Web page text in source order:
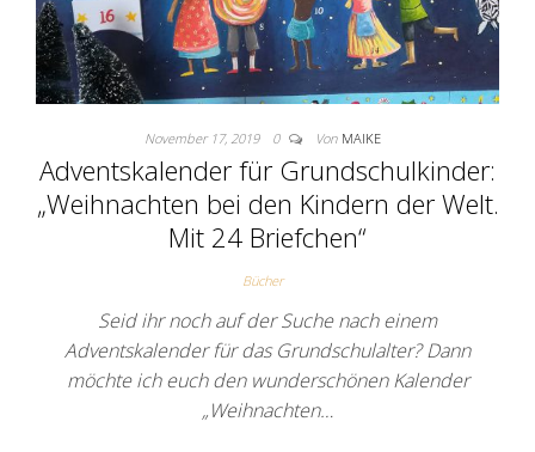
November 17, 2019 0 Von MAIKE
Adventskalender für Grundschulkinder:
„Weihnachten bei den Kindern der Welt.
Mit 24 Briefchen“
Bücher
Seid ihr noch auf der Suche nach einem
Adventskalender für das Grundschulalter? Dann
möchte ich euch den wunderschönen Kalender
„Weihnachten…